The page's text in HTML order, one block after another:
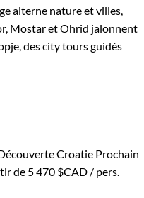
alterne nature et villes,
Mostar et Ohrid jalonnent
des city tours guidés
Croatie Prochain
de 5 470 $CAD / pers.